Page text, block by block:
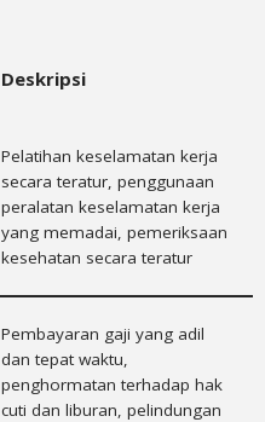
Deskripsi
Pelatihan keselamatan kerja
secara teratur, penggunaan
peralatan keselamatan kerja
yang memadai, pemeriksaan
kesehatan secara teratur
Pembayaran gaji yang adil
dan tepat waktu,
penghormatan terhadap hak
cuti dan liburan, pelindungan